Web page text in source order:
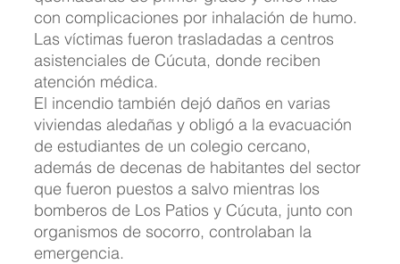
con complicaciones por inhalación de humo.
Las víctimas fueron trasladadas a centros
asistenciales de Cúcuta, donde reciben
atención médica.
El incendio también dejó daños en varias
viviendas aledañas y obligó a la evacuación
de estudiantes de un colegio cercano,
además de decenas de habitantes del sector
que fueron puestos a salvo mientras los
bomberos de Los Patios y Cúcuta, junto con
organismos de socorro, controlaban la
emergencia.